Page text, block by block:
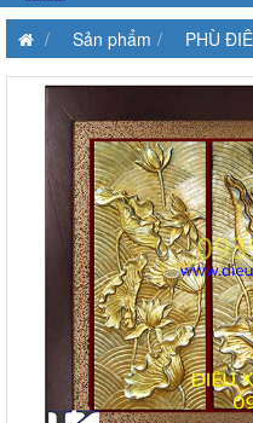
Sản phẩm PHÙ